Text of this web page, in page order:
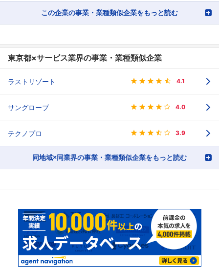
この企業の事業・業種類似企業をもっと読む
東京都×サービス業界の事業・業種類似企業
ラストリゾート 4.1
サングローブ 4.0
テクノプロ 3.9
同地域×同業界の事業・業種類似企業をもっと読む